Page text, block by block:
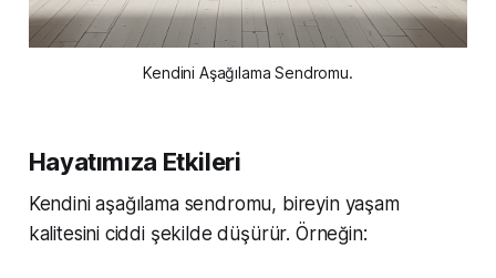
Kendini Aşağılama Sendromu.
Hayatımıza Etkileri
Kendini aşağılama sendromu, bireyin yaşam
kalitesini ciddi şekilde düşürür. Örneğin: